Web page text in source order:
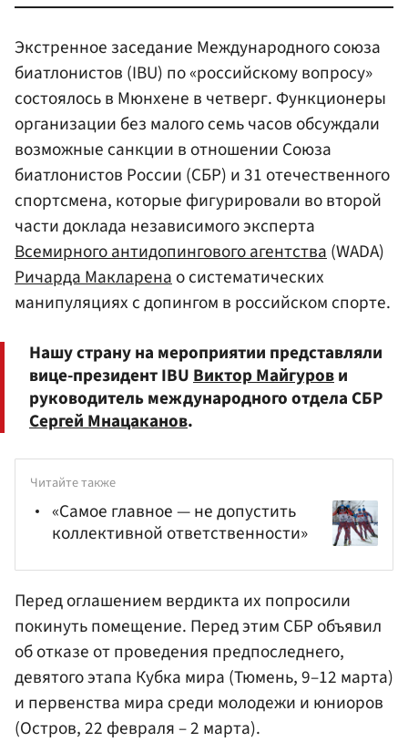
Экстренное заседание Международного союза
биатлонистов (IBU) по «российскому вопросу»
состоялось в Мюнхене в четверг. Функционеры
организации без малого семь часов обсуждали
возможные санкции в отношении Союза
биатлонистов России (СБР) и 31 отечественного
спортсмена, которые фигурировали во второй
части доклада независимого эксперта
Всемирного антидопингового агентства(WADA)
Ричарда Макларенао систематических
манипуляциях с допингом в российском спорте.
Нашу страну на мероприятии представляли
вице-президент IBU Виктор Майгурови
руководитель международного отдела СБР
Сергей Мнацаканов.
Читайте также
«Самое главное — не допустить
коллективной ответственности»
Перед оглашением вердикта их попросили
покинуть помещение. Перед этим СБР объявил
об отказе от проведения предпоследнего,
девятого этапа Кубка мира (Тюмень, 9–12 марта)
и первенства мира среди молодежи и юниоров
(Остров, 22 февраля – 2 марта).